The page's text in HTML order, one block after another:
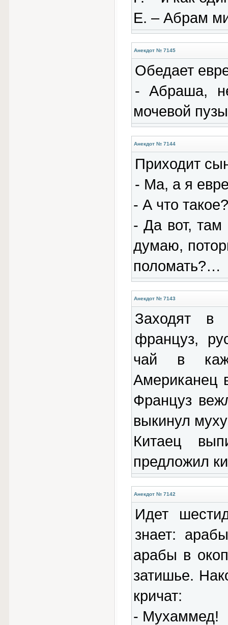
Е. – Абрам
Анекдот № 7145
Обедает
- Абраша,
мочевой
Анекдот № 7144
Приходит
- Ма, а я
- А что такое?
- Да вот, там
думаю,
поломать?…
Анекдот № 7143
Заходят в
француз,
чай в
Американец
Француз
выкинул
Китаец
предложил
Анекдот № 7142
Идет
знает:
арабы в
затишье.
кричат:
- Мухаммед!